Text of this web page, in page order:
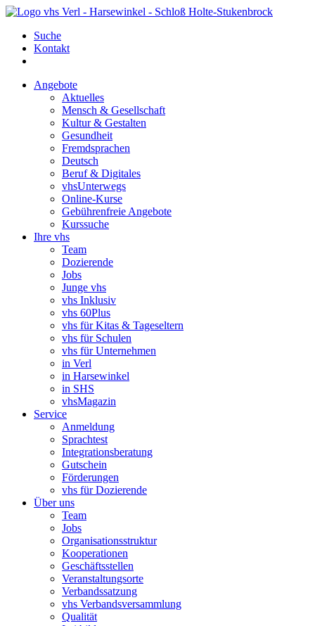
Suche
Kontakt
Angebote
Aktuelles
Mensch & Gesellschaft
Kultur & Gestalten
Gesundheit
Fremdsprachen
Deutsch
Beruf & Digitales
vhsUnterwegs
Online-Kurse
Gebührenfreie Angebote
Kurssuche
Ihre vhs
Team
Dozierende
Jobs
Junge vhs
vhs Inklusiv
vhs 60Plus
vhs für Kitas & Tageseltern
vhs für Schulen
vhs für Unternehmen
in Verl
in Harsewinkel
in SHS
vhsMagazin
Service
Anmeldung
Sprachtest
Integrationsberatung
Gutschein
Förderungen
vhs für Dozierende
Über uns
Team
Jobs
Organisationsstruktur
Kooperationen
Geschäftsstellen
Veranstaltungsorte
Verbandssatzung
vhs Verbandsversammlung
Qualität